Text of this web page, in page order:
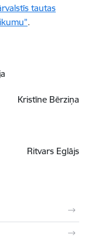
tautas
.
Kristīne Bērziņa
Ritvars Eglājs